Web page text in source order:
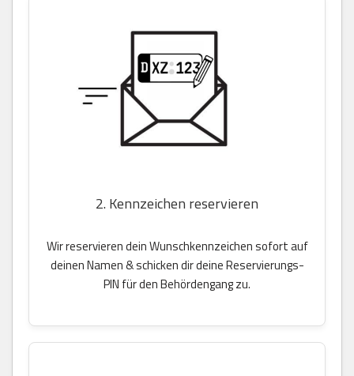
2. Kennzeichen reservieren
Wir reservieren dein Wunschkennzeichen sofort auf
deinen Namen & schicken dir deine Reservierungs-
PIN für den Behördengang zu.